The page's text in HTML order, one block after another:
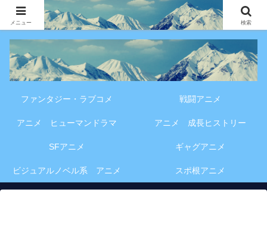
アニメ・漫画・VOD作品の見どころ、配信情報、登場人物や物語の考察を、作
品別・ジャンル別に分かりやすく紹介する専門ブログです。
ファンタジー・ラブコメ 戦闘アニメ
アニメ ヒューマンドラマ アニメ 成長ヒストリー
SFアニメ ギャグアニメ
ビジュアルノベル系 アニメ スポ根アニメ
メニュー 検索